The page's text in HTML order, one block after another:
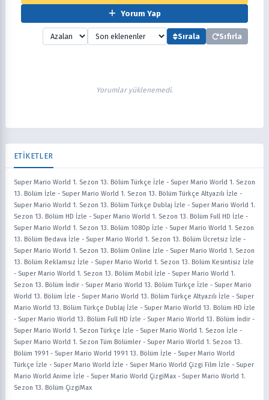
Yorum Yap
Sırala Sıfırla
Yorumlar yüklenemedi.
ETİKETLER
Super Mario World 1. Sezon 13. Bölüm Türkçe İzle - Super Mario World 1. Sezon
13. Bölüm İzle - Super Mario World 1. Sezon 13. Bölüm Türkçe Altyazılı İzle -
Super Mario World 1. Sezon 13. Bölüm Türkçe Dublaj İzle - Super Mario World 1.
Sezon 13. Bölüm HD İzle - Super Mario World 1. Sezon 13. Bölüm Full HD İzle -
Super Mario World 1. Sezon 13. Bölüm 1080p İzle - Super Mario World 1. Sezon
13. Bölüm Bedava İzle - Super Mario World 1. Sezon 13. Bölüm Ücretsiz İzle -
Super Mario World 1. Sezon 13. Bölüm Online İzle - Super Mario World 1. Sezon
13. Bölüm Reklamsız İzle - Super Mario World 1. Sezon 13. Bölüm Kesintisiz İzle
- Super Mario World 1. Sezon 13. Bölüm Mobil İzle - Super Mario World 1.
Sezon 13. Bölüm İndir - Super Mario World 13. Bölüm Türkçe İzle - Super Mario
World 13. Bölüm İzle - Super Mario World 13. Bölüm Türkçe Altyazılı İzle - Super
Mario World 13. Bölüm Türkçe Dublaj İzle - Super Mario World 13. Bölüm HD İzle
- Super Mario World 13. Bölüm Full HD İzle - Super Mario World 13. Bölüm İndir -
Super Mario World 1. Sezon Türkçe İzle - Super Mario World 1. Sezon İzle -
Super Mario World 1. Sezon Tüm Bölümler - Super Mario World 1. Sezon 13.
Bölüm 1991 - Super Mario World 1991 13. Bölüm İzle - Super Mario World
Türkçe İzle - Super Mario World İzle - Super Mario World Çizgi Film İzle - Super
Mario World Anime İzle - Super Mario World ÇizgiMax - Super Mario World 1.
Sezon 13. Bölüm ÇizgiMax